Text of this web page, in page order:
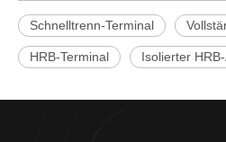
Schnelltrenn-Terminal
HRB-Terminal Isolierter